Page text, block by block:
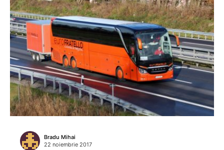
Bradu Mihai
22 noiembrie 2017